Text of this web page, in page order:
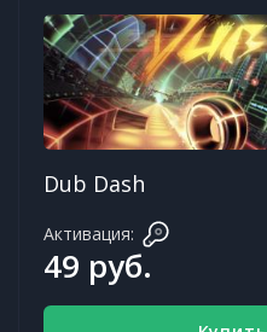
Dub Dash
Активация:
49 руб.